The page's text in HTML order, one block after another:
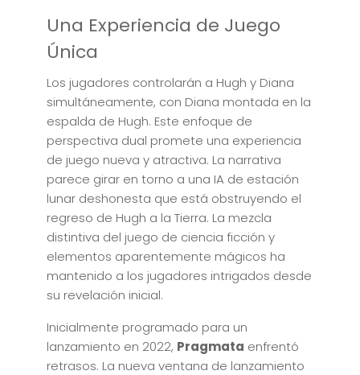
Una Experiencia de Juego
Única
Los jugadores controlarán a Hugh y Diana
simultáneamente, con Diana montada en la
espalda de Hugh. Este enfoque de
perspectiva dual promete una experiencia
de juego nueva y atractiva. La narrativa
parece girar en torno a una IA de estación
lunar deshonesta que está obstruyendo el
regreso de Hugh a la Tierra. La mezcla
distintiva del juego de ciencia ficción y
elementos aparentemente mágicos ha
mantenido a los jugadores intrigados desde
su revelación inicial.
Inicialmente programado para un
lanzamiento en 2022, Pragmata enfrentó
retrasos. La nueva ventana de lanzamiento